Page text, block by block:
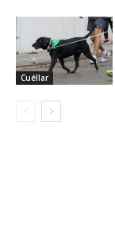
Cuéllar